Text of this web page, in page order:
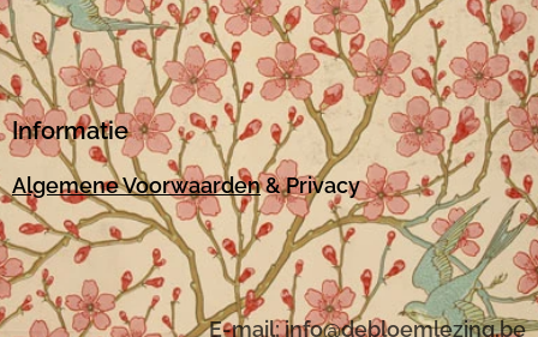
Informatie
Algemene Voorwaarden& Privacy
E-mail:info@debloemlezing.be